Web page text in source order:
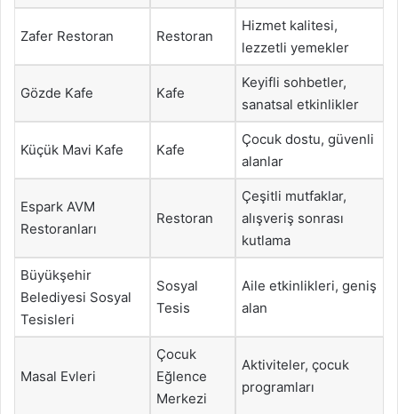
Zafer Restoran Restoran
Hizmet kalitesi,
lezzetli yemekler
Gözde Kafe Kafe
Keyifli sohbetler,
sanatsal etkinlikler
Küçük Mavi Kafe Kafe
Çocuk dostu, güvenli
alanlar
Espark AVM
Restoranları
Restoran
Çeşitli mutfaklar,
alışveriş sonrası
kutlama
Büyükşehir
Belediyesi Sosyal
Tesisleri
Sosyal
Tesis
Aile etkinlikleri, geniş
alan
Masal Evleri
Çocuk
Eğlence
Merkezi
Aktiviteler, çocuk
programları